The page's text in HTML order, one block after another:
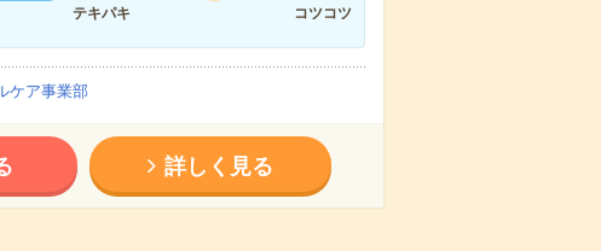
テキパキ
コツコツ
ケア事業部
詳しく見る